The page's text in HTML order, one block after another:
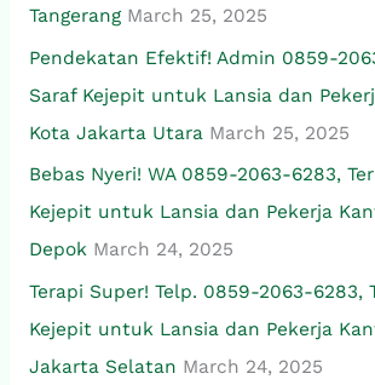
Tangerang March 25, 2025
Pendekatan Efektif! Admin 0859-
Saraf Kejepit untuk Lansia dan
Kota Jakarta Utara March 25, 2025
Bebas Nyeri! WA 0859-2063-6283,
Kejepit untuk Lansia dan Pekerja
Depok March 24, 2025
Terapi Super! Telp. 0859-2063-6283,
Kejepit untuk Lansia dan Pekerja
Jakarta Selatan March 24, 2025